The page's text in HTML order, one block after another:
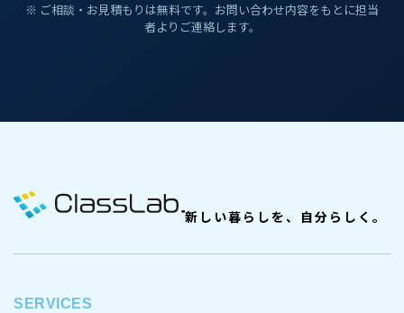
※ ご相談・お見積もりは無料です。お問い合わせ内容をもとに担当
者よりご連絡します。
新しい暮らしを、自分らしく。
SERVICES